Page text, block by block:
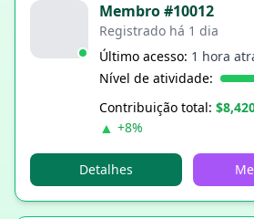
Membro #10012
Registrado há 1 dia
Último acesso: 1 hora
Nível de atividade:
Contribuição total:
▲ +8%
Detalhes